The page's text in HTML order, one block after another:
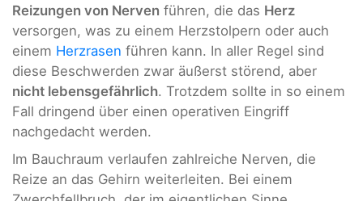
Reizungen von Nerven führen, die das Herz
versorgen, was zu einem Herzstolpern oder auch
einem Herzrasen führen kann. In aller Regel sind
diese Beschwerden zwar äußerst störend, aber
nicht lebensgefährlich. Trotzdem sollte in so einem
Fall dringend über einen operativen Eingriff
nachgedacht werden.
Im Bauchraum verlaufen zahlreiche Nerven, die
Reize an das Gehirn weiterleiten. Bei einem